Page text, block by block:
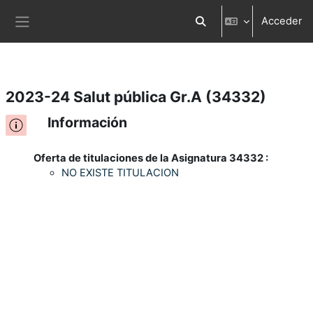
Salta al contenido principal Selector de búsqueda
Acceder
2023-24 Salut pública Gr.A (34332)
Información
Oferta de titulaciones de la Asignatura 34332 :
NO EXISTE TITULACION